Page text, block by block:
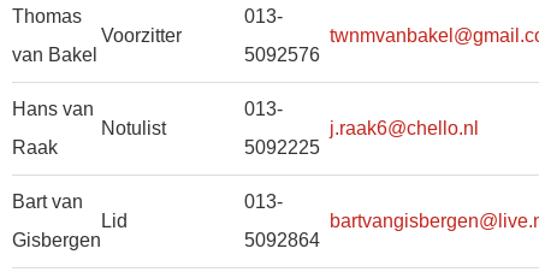
Thomas
van Bakel
Voorzitter
013-
5092576
Hans van
Raak
Notulist
013-
5092225
j.raak6@chello.nl
Bart van
Gisbergen
Lid
013-
5092864